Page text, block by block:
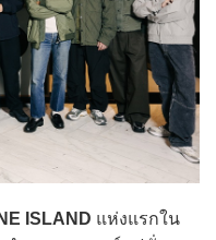
ISLAND แห่งแรกใน